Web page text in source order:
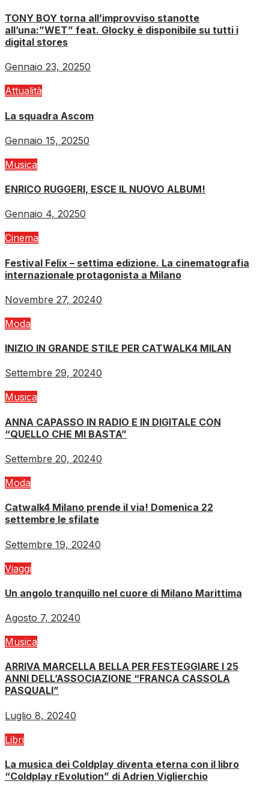
TONY BOY torna all’improvviso stanotte
all’una:”WET” feat. Glocky è disponibile su tutti i
digital stores
Gennaio 23, 20250
Attualità
La squadra Ascom
Gennaio 15, 20250
Musica
ENRICO RUGGERI, ESCE IL NUOVO ALBUM!
Gennaio 4, 20250
Cinema
Festival Felix – settima edizione. La cinematografia
internazionale protagonista a Milano
Novembre 27, 20240
Moda
INIZIO IN GRANDE STILE PER CATWALK4 MILAN
Settembre 29, 20240
Musica
ANNA CAPASSO IN RADIO E IN DIGITALE CON
“QUELLO CHE MI BASTA”
Settembre 20, 20240
Moda
Catwalk4 Milano prende il via! Domenica 22
settembre le sfilate
Settembre 19, 20240
Viaggi
Un angolo tranquillo nel cuore di Milano Marittima
Agosto 7, 20240
Musica
ARRIVA MARCELLA BELLA PER FESTEGGIARE I 25
ANNI DELL’ASSOCIAZIONE “FRANCA CASSOLA
PASQUALI”
Luglio 8, 20240
Libri
La musica dei Coldplay diventa eterna con il libro
“Coldplay rEvolution” di Adrien Viglierchio